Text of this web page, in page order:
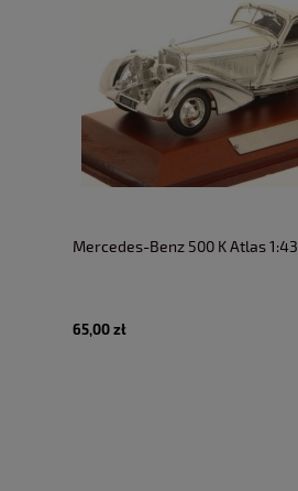
Mercedes-Benz 500 K Atlas 1:43
65,00 zł